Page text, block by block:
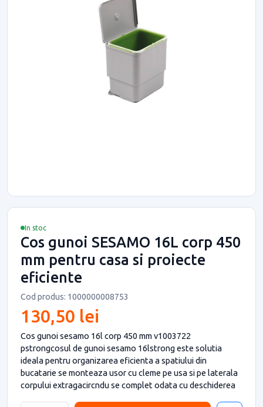
In stoc
Cos gunoi SESAMO 16L corp 450
mm pentru casa si proiecte
eficiente
Cod produs: 1000000008753
130,50 lei
Cos gunoi sesamo 16l corp 450 mm v1003722
pstrongcosul de gunoi sesamo 16lstrong este solutia
ideala pentru organizarea eficienta a spatiului din
bucatarie se monteaza usor cu cleme pe usa si pe laterala
corpului extragacircndu se complet odata cu deschiderea